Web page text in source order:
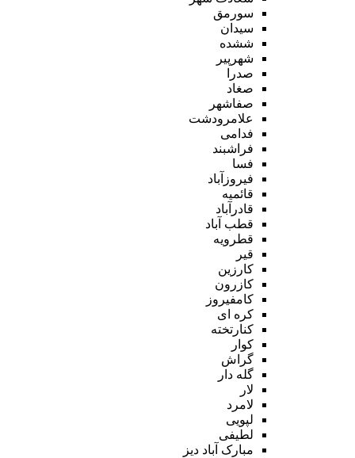
سورمق
سیدان
ششده
شهرپیر
صدرا
صغاد
صفاشهر
علامرودشت
فدامی
فراشبند
فسا
فیروزآباد
قائمیه
قادرآباد
قطب آباد
قطرویه
قیر
کارزین
کازرون
کامفیروز
کره ای
کنارتخته
کوار
گراش
گله دار
لار
لامرد
لپویی
لطیفی
مبارک آباد دیز